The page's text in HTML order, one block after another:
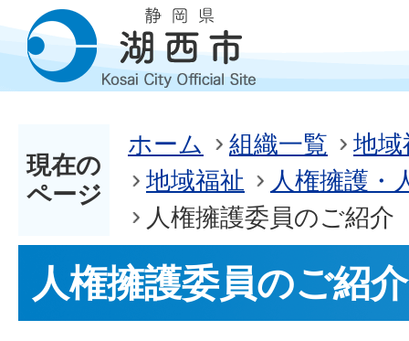
現在の
ページ
ホーム 組織一覧
地域
地域福祉
人権擁護・
人権擁護委員のご紹介
人権擁護委員のご紹介